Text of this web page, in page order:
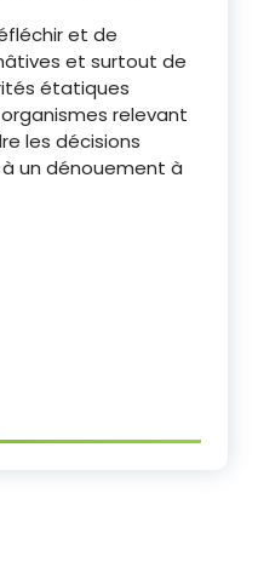
et de
et surtout de
étatiques
relevant
les décisions
un dénouement à